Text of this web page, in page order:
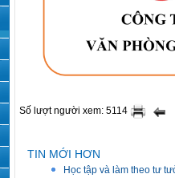
Số lượt người xem: 5114
TIN MỚI HƠN
Học tập và làm theo tư